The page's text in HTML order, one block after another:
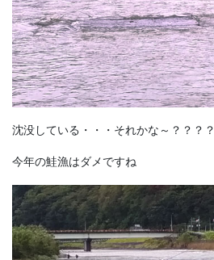
沈没している・・・それかな～？？？？
今年の鮭漁はダメですね